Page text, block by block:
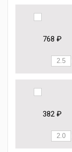
768 ₽
382 ₽